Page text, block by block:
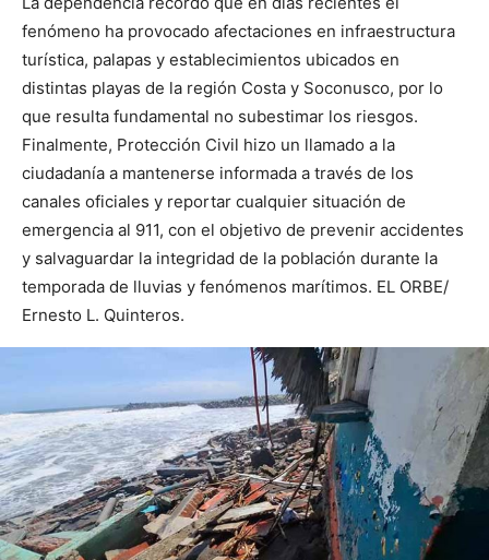
fenómeno ha provocado afectaciones en infraestructura
turística, palapas y establecimientos ubicados en
distintas playas de la región Costa y Soconusco, por lo
que resulta fundamental no subestimar los riesgos.
Finalmente, Protección Civil hizo un llamado a la
ciudadanía a mantenerse informada a través de los
canales oficiales y reportar cualquier situación de
emergencia al 911, con el objetivo de prevenir accidentes
y salvaguardar la integridad de la población durante la
temporada de lluvias y fenómenos marítimos. EL ORBE/
Ernesto L. Quinteros.